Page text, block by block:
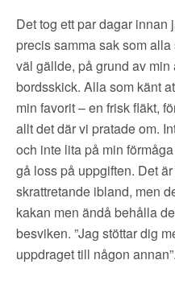
Det tog ett par dagar innan
precis samma sak som
väl gällde, på grund av
bordsskick. Alla som känt
min favorit – en frisk fläkt,
allt det där vi pratade om.
och inte lita på min
gå loss på uppgiften. Det
skrattretande ibland, men
kakan men ändå behålla
besviken. ”Jag stöttar dig
uppdraget till någon annan”.